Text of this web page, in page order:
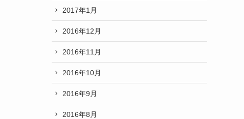
2017年1月
2016年12月
2016年11月
2016年10月
2016年9月
2016年8月